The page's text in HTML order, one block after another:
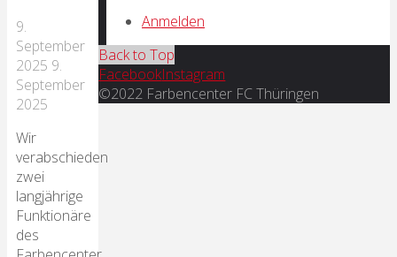
9.
September
2025 9.
September
2025
Wir
verabschieden
zwei
langjährige
Funktionäre
des
Anmelden
Back to Top
FacebookInstagram
©2022 Farbencenter FC Thüringen